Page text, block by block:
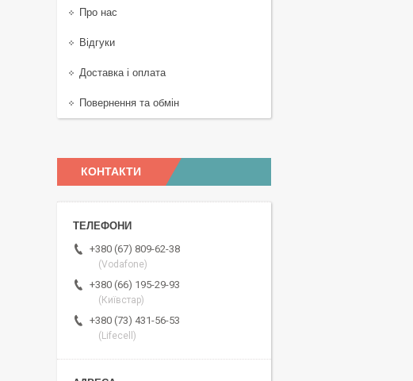
Про нас
Відгуки
Доставка і оплата
Повернення та обмін
КОНТАКТИ
+380 (67) 809-62-38
(Vodafone)
+380 (66) 195-29-93
(Київстар)
+380 (73) 431-56-53
(Lifecell)